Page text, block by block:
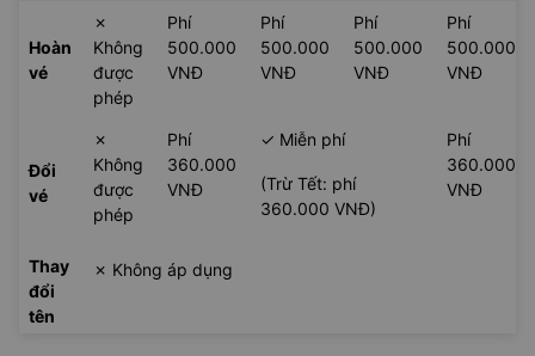
Hoàn
vé
✗
Không
được
phép
Phí
500.000
VNĐ
Phí
500.000
VNĐ
Phí
500.000
VNĐ
Phí
500.000
VNĐ
Đổi
vé
✗
Không
được
phép
Phí
360.000
VNĐ
✓ Miễn phí
(Trừ Tết: phí
360.000 VNĐ)
Phí
360.000
VNĐ
Thay
đổi
tên
✗ Không áp dụng